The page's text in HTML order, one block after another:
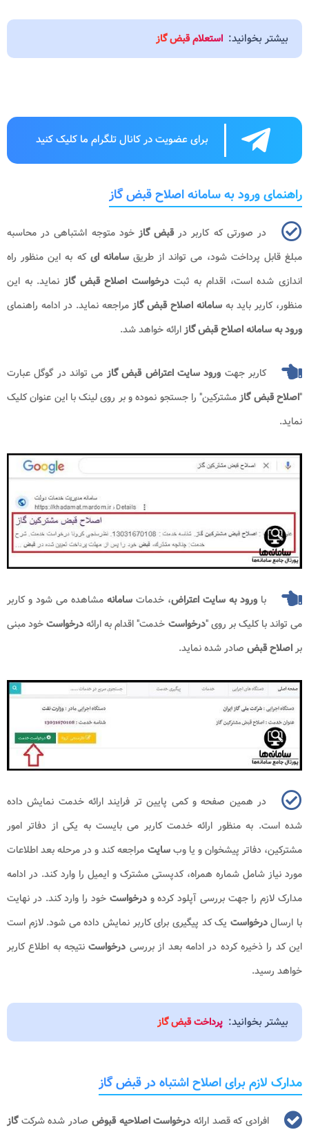
بیشتر بخوانید: استعلام قبض گاز
برای عضویت در کانال تلگرام ما کلیک کنید
راهنمای ورود به سامانه اصلاح قبض گاز
در صورتی که کاربر درقبض گازخود متوجه اشتباهی در محاسبه
مبلغ قابل پرداخت شود، می تواند از طریقسامانه ای که به این منظور راه
اندازی شده است، اقدام به ثبت درخواست اصلاح قبض گاز نماید. به این
منظور، کاربر باید به سامانه اصلاح قبض گازمراجعه نماید. در ادامه راهنمای
ورود به سامانه اصلاح قبض گازارائه خواهد شد.
کاربر جهت ورود سایت اعتراض قبض گاز می تواند در گوگل عبارت
"اصلاح قبض گازمشترکین" را جستجو نموده و بر روی لینک با این عنوان کلیک
نماید.
با ورود به سایت اعتراض، خدمات سامانه مشاهده می شود و کاربر
می تواند با کلیک بر روی "درخواست خدمت" اقدام به ارائهدرخواستخود مبنی
براصلاح قبض صادر شده نماید.
در همین صفحه و کمی پایین تر فرایند ارائه خدمت نمایش داده
شده است. به منظور ارائه خدمت کاربر می بایست به یکی از دفاتر امور
مشترکین، دفاتر پیشخوان و یا وبسایت مراجعه کند و در مرحله بعد اطلاعات
مورد نیاز شامل شماره همراه، کدپستی مشترک و ایمیل را وارد کند. در ادامه
مدارک لازم را جهت بررسی آپلود کرده ودرخواستخود را وارد کند. در نهایت
با ارسالدرخواست یک کد پیگیری برای کاربر نمایش داده می شود. لازم است
این کد را ذخیره کرده در ادامه بعد از بررسی درخواست نتیجه به اطلاع کاربر
خواهد رسید.
بیشتر بخوانید: پرداخت قبض گاز
مدارک لازم برای اصلاح اشتباه در قبض گاز
افرادی که قصد ارائه درخواست اصلاحیه قبوض صادر شده شرکتگاز